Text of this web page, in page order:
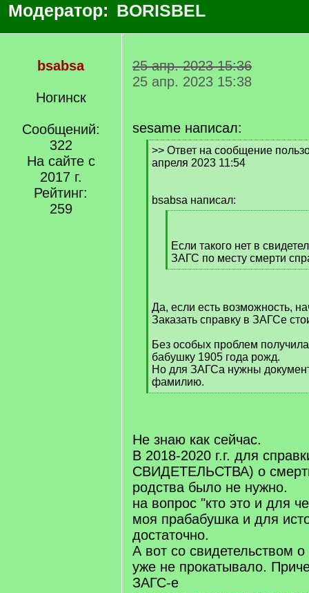
Модератор: BORISBEL
bsabsa
Ногинск
Сообщений:
322
На сайте с
2017 г.
Рейтинг:
259
25 апр. 2023 15:36
25 апр. 2023 15:38
sesame написал:
[
q
>> Ответ на сообщение
апреля 2023 11:54
bsabsa написал:
]Если такого нет в
ЗАГС по месту смерти
[
]
Да, если есть возможность,
Заказать справку в ЗАГСе
Без особых проблем
бабушку 1905 года рожд.
Но для ЗАГСа нужны
фамилию.
[
Не знаю как сейчас.
В 2018-2020 г.г. для
СВИДЕТЕЛЬСТВА) о
родства было не нужно.
на вопрос "кто это и для
моя прабабушка и для
достаточно.
А вот со свидетельством
уже не прокатывало.
ЗАГС-е